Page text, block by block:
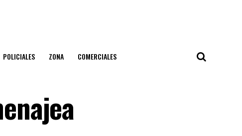
POLICIALES ZONA COMERCIALES